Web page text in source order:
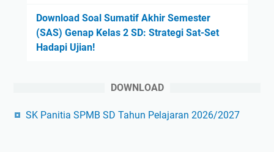
Download Soal Sumatif Akhir Semester
(SAS) Genap Kelas 2 SD: Strategi Sat-Set
Hadapi Ujian!
DOWNLOAD
SK Panitia SPMB SD Tahun Pelajaran 2026/2027